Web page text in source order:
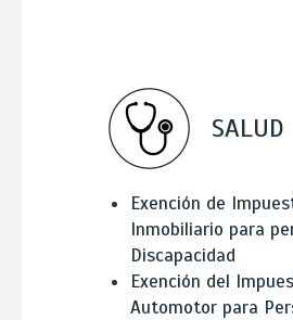
SALUD
Exención de
Inmobiliario para
Discapacidad
Exención del
Automotor para